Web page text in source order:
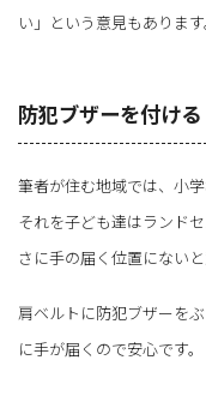
い」という意見もあります
防犯ブザーを付ける
筆者が住む地域では、小
それを子ども達はランド
さに手の届く位置にない
肩ベルトに防犯ブザーを
に手が届くので安心です。